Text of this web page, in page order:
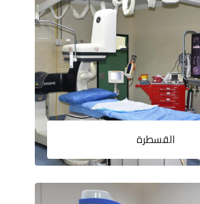
القسطرة